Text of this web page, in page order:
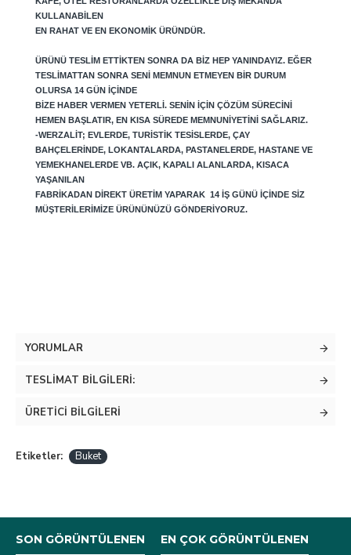
KULLANABILEN
EN RAHAT VE EN EKONOMIK ÜRÜNDÜR.
ÜRÜNÜ TESLIM ETTIKTEN SONRA DA BIZ HEP YANINDAYIZ. EĞER
TESLIMATTAN SONRA SENI MEMNUN ETMEYEN BIR DURUM
OLURSA 14 GÜN IÇINDE
BIZE HABER VERMEN YETERLI. SENIN IÇIN ÇÖZÜM SÜRECINI
HEMEN BAŞLATIR, EN KISA SÜREDE MEMNUNIYETINI SAĞLARIZ.
-WERZALIT; EVLERDE, TURISTIK TESISLERDE, ÇAY
BAHÇELERINDE, LOKANTALARDA, PASTANELERDE, HASTANE VE
YEMEKHANELERDE VB. AÇIK, KAPALI ALANLARDA, KISACA
YAŞANILAN
FABRIKADAN DIREKT ÜRETIM YAPARAK 14 IŞ GÜNÜ IÇINDE SIZ
MÜŞTERILERIMIZE ÜRÜNÜNÜZÜ GÖNDERIYORUZ.
YORUMLAR
TESLIMAT BILGILERI:
ÜRETICI BILGILERI
Etiketler: Buket
SON GÖRÜNTÜLENEN EN ÇOK GÖRÜNTÜLENEN